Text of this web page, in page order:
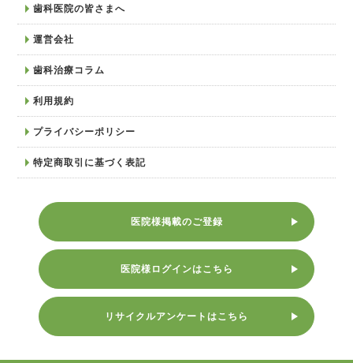
歯科医院の皆さまへ
運営会社
歯科治療コラム
利用規約
プライバシーポリシー
特定商取引に基づく表記
医院様掲載のご登録
医院様ログインはこちら
リサイクルアンケートはこちら